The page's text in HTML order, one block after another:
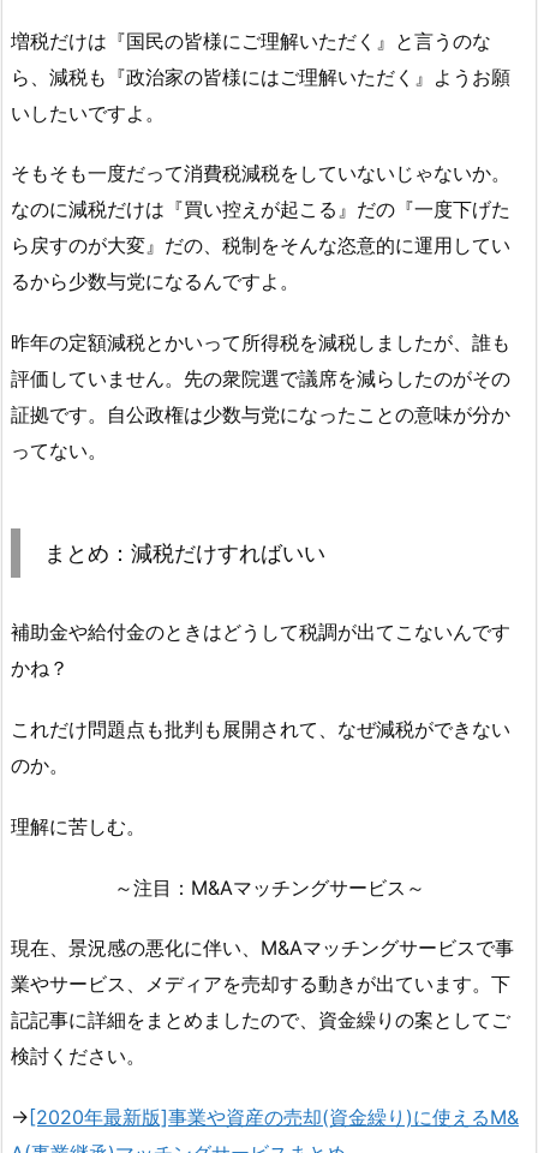
増税だけは『国民の皆様にご理解いただく』と言うのな
ら、減税も『政治家の皆様にはご理解いただく』ようお願
いしたいですよ。
そもそも一度だって消費税減税をしていないじゃないか。
なのに減税だけは『買い控えが起こる』だの『一度下げた
ら戻すのが大変』だの、税制をそんな恣意的に運用してい
るから少数与党になるんですよ。
昨年の定額減税とかいって所得税を減税しましたが、誰も
評価していません。先の衆院選で議席を減らしたのがその
証拠です。自公政権は少数与党になったことの意味が分か
ってない。
まとめ：減税だけすればいい
補助金や給付金のときはどうして税調が出てこないんです
かね？
これだけ問題点も批判も展開されて、なぜ減税ができない
のか。
理解に苦しむ。
～注目：M&Aマッチングサービス～
現在、景況感の悪化に伴い、M&Aマッチングサービスで事
業やサービス、メディアを売却する動きが出ています。下
記記事に詳細をまとめましたので、資金繰りの案としてご
検討ください。
→ [2020年最新版]事業や資産の売却(資金繰り)に使えるM&